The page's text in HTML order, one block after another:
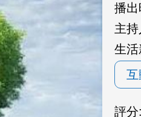
播出
主持
生
互
評分: